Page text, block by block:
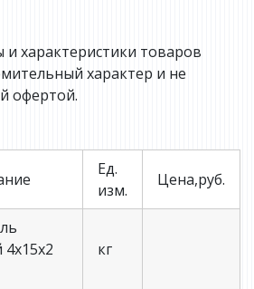
характеристики товаров
характер и не
офертой.
Ед.
изм.
Цена,руб.
кг